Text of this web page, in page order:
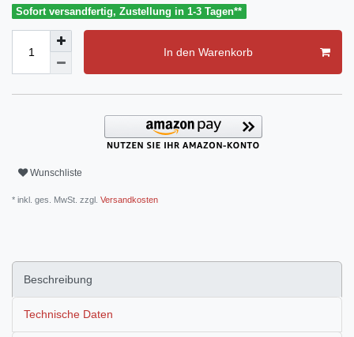
Sofort versandfertig, Zustellung in 1-3 Tagen**
In den Warenkorb
Wunschliste
* inkl. ges. MwSt. zzgl. Versandkosten
Beschreibung
Technische Daten